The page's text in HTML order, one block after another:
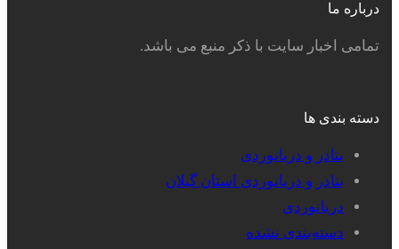
درباره ما
تمامی اخبار سایت با ذکر منبع می باشد.
دسته بندی ها
بنادر و دریانوردی
بنادر و دریانوردی استان گیلان
دریانوردی
دسته‌بندی نشده